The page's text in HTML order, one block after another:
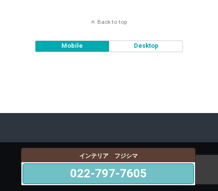
Back to top
Mobile Desktop
インテリア フジシマ
022-797-7605